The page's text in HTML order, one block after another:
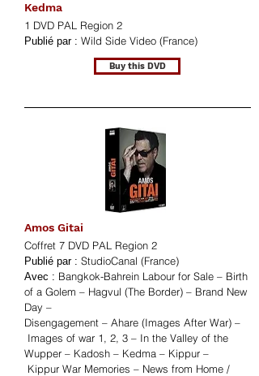
Kedma
1 DVD PAL Region 2
Publié par : Wild Side Video (France)
Buy this DVD
Amos Gitai
Coffret 7 DVD PAL Region 2
Publié par : StudioCanal (France)
Avec : Bangkok-Bahrein Labour for Sale – Birth
of a Golem – Hagvul (The Border) – Brand New
Day –
Disengagement – Ahare (Images After War) –
Images of war 1, 2, 3 – In the Valley of the
Wupper – Kadosh – Kedma – Kippur –
Kippur War Memories – News from Home /